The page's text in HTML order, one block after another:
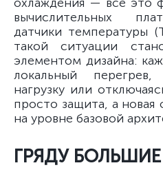
вычислительных
датчики температуры
такой ситуации
элементом дизайна:
локальный
нагрузку или
просто защита, а
на уровне базовой
ГРЯДУ